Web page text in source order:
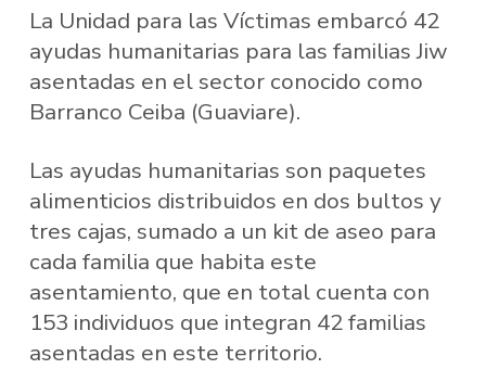
La Unidad para las Víctimas embarcó 42
ayudas humanitarias para las familias Jiw
asentadas en el sector conocido como
Barranco Ceiba (Guaviare).
Las ayudas humanitarias son paquetes
alimenticios distribuidos en dos bultos y
tres cajas, sumado a un kit de aseo para
cada familia que habita este
asentamiento, que en total cuenta con
153 individuos que integran 42 familias
asentadas en este territorio.